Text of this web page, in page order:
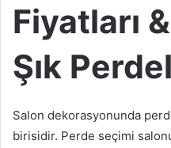
Fiyatları
Şık
Salon dekorasyonunda
birisidir. Perde seçimi